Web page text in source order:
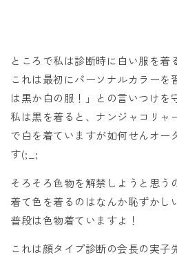
ところで私は診断時に白い服を着
これは最初にパーソナルカラーを
は黒か白の服！」との言いつけを
私は黒を着ると、ナンジャコリャ
で白を着ていますが如何せんオー
す(;_;
そろそろ色物を解禁しようと思う
着て色を着るのはなんか恥ずかし
普段は色物着ていますよ！
これは顔タイプ診断の会長の実子